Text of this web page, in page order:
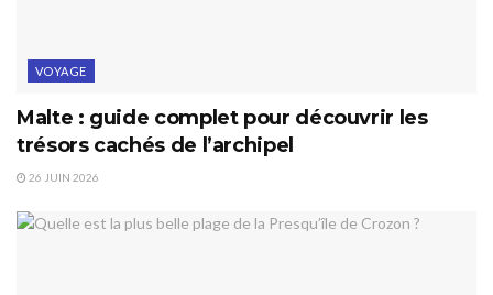
VOYAGE
Malte : guide complet pour découvrir les
trésors cachés de l’archipel
26 JUIN 2026